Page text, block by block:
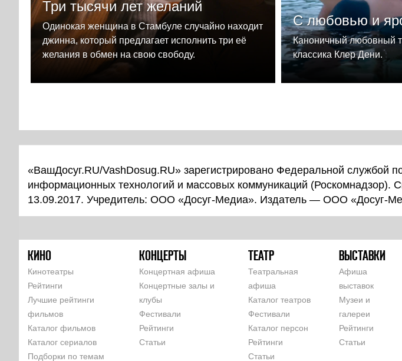
Три тысячи лет желаний
Одинокая женщина в Стамбуле случайно находит
джинна, который предлагает исполнить три её
желания в обмен на свою свободу.
С любовью и
Каноничный любовный
классика Клер Дени.
«ВашДосуг.RU/VashDosug.RU» зарегистрировано Федеральной службой
информационных технологий и массовых коммуникаций
13.09.2017. Учредитель: ООО «Досуг-Медиа». Издатель — ООО «Досуг-
КИНО
Кинотеатры
Рейтинги
Лучшие рейтинги
фильмов
Каталог фильмов
Каталог сериалов
Подборки по темам
КОНЦЕРТЫ
Концертная афиша
Концертные залы и
клубы
Фестивали
Рейтинги
Статьи
ТЕАТР
Театральная
афиша
Каталог театров
Фестивали
Каталог персон
Рейтинги
Статьи
ВЫСТАВКИ
Афиша
выставок
Музеи и
галереи
Рейтинги
Статьи